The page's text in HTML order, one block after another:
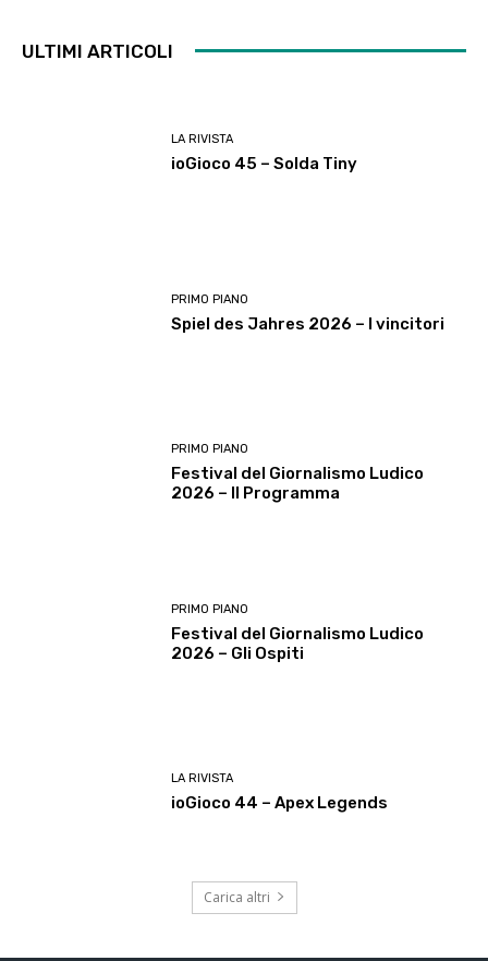
ULTIMI ARTICOLI
LA RIVISTA
ioGioco 45 – Solda Tiny
PRIMO PIANO
Spiel des Jahres 2026 – I vincitori
PRIMO PIANO
Festival del Giornalismo Ludico
2026 – Il Programma
PRIMO PIANO
Festival del Giornalismo Ludico
2026 – Gli Ospiti
LA RIVISTA
ioGioco 44 – Apex Legends
Carica altri